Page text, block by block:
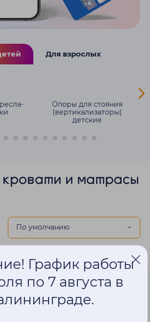
Для взрослых
Опоры для стояния
(вертикализаторы)
детские
и матрасы
на
График работы
по 7 августа в